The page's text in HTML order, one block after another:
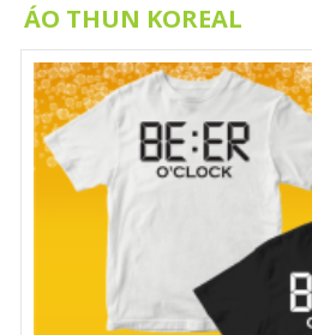
ÁO THUN KOREAL